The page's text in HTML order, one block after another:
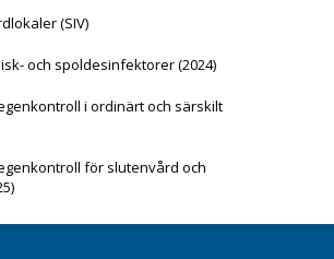
(SIV)
och spoldesinfektorer (2024)
i ordinärt och särskilt
för slutenvård och